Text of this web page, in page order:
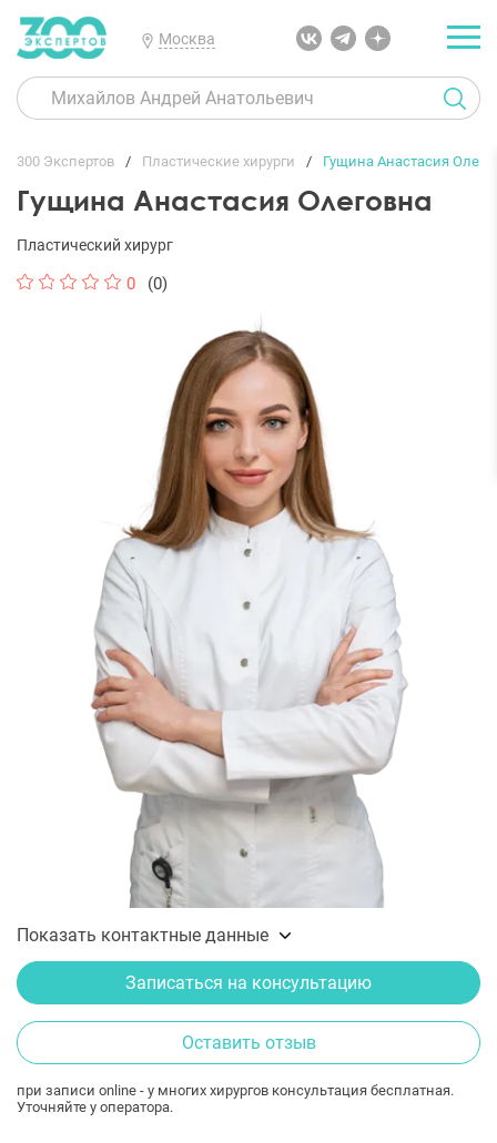
Москва
300 Экспертов Пластические хирурги Гущина Анастасия
Гущина Анастасия Олеговна
Пластический хирург
0 (0)
Показать контактные данные
Записаться на консультацию
Оставить отзыв
при записи online - у многих хирургов консультация бесплатная.
Уточняйте у оператора.